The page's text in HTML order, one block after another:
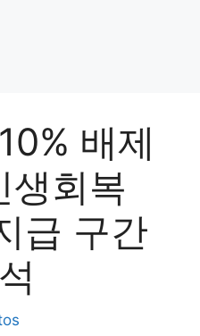
배제
회복
급 구간